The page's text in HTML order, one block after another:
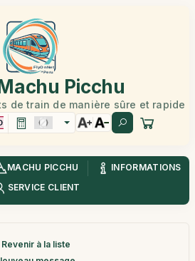
Picchu
de train de manière sûre et rapide
MACHU PICCHU
INFORMATIONS
SERVICE CLIENT
Revenir à la liste